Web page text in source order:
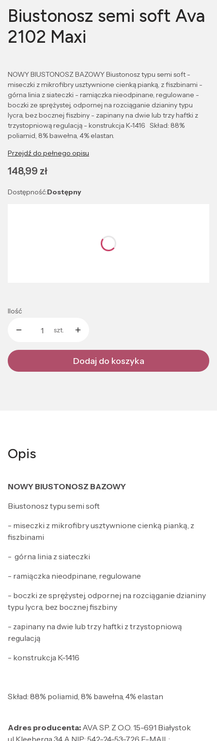
Biustonosz semi soft Ava
2102 Maxi
NOWY BIUSTONOSZ BAZOWY Biustonosz typu semi soft -
miseczki z mikrofibry usztywnione cienką pianką, z fiszbinami -
górna linia z siateczki - ramiączka nieodpinane, regulowane -
boczki ze sprężystej, odpornej na rozciąganie dzianiny typu
lycra, bez bocznej fiszbiny - zapinany na dwie lub trzy haftki z
trzystopniową regulacją - konstrukcja K-1416 Skład: 88%
poliamid, 8% bawełna, 4% elastan.
Przejdź do pełnego opisu
Cena
148,99 zł
Dostępność:Dostępny
Ilość
szt.
Dodaj do koszyka
Opis
NOWY BIUSTONOSZ BAZOWY
Biustonosz typu semi soft
- miseczki z mikrofibry usztywnione cienką pianką, z
fiszbinami
- górna linia z siateczki
- ramiączka nieodpinane, regulowane
- boczki ze sprężystej, odpornej na rozciąganie dzianiny
typu lycra, bez bocznej fiszbiny
- zapinany na dwie lub trzy haftki z trzystopniową
regulacją
- konstrukcja K-1416
Skład: 88% poliamid, 8% bawełna, 4% elastan
Adres producenta: AVA SP. Z O.O. 15-691 Białystok